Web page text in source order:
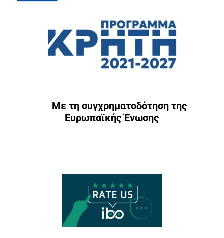
Με τη συγχρηματοδότηση της
Ευρωπαϊκής Ένωσης